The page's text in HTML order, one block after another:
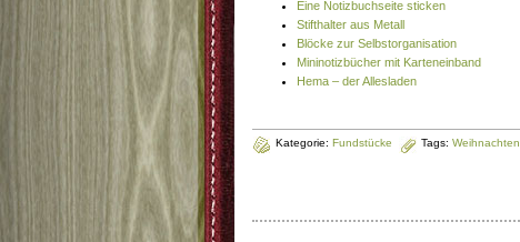
Eine Notizbuchseite sticken
Stifthalter aus Metall
Blöcke zur Selbstorganisation
Mininotizbücher mit Karteneinband
Hema – der Allesladen
Kategorie: Fundstücke Tags: Weihnachten